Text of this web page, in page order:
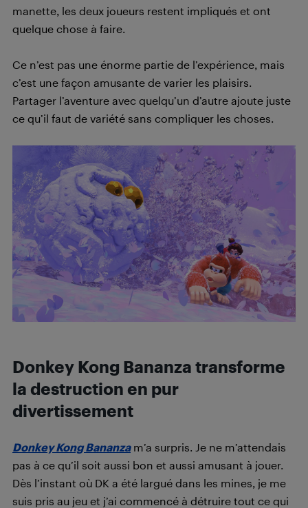
manette, les deux joueurs restent impliqués et ont
quelque chose à faire.
Ce n’est pas une énorme partie de l’expérience, mais
c’est une façon amusante de varier les plaisirs.
Partager l’aventure avec quelqu’un d’autre ajoute juste
ce qu’il faut de variété sans compliquer les choses.
Donkey Kong Bananza transforme
la destruction en pur
divertissement
Donkey Kong Bananzam’a surpris. Je ne m’attendais
pas à ce qu’il soit aussi bon et aussi amusant à jouer.
Dès l’instant où DK a été largué dans les mines, je me
suis pris au jeu et j’ai commencé à détruire tout ce qui